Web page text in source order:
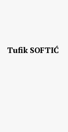
Tufik SOFTIĆ